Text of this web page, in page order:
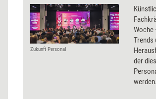
Zukunft Personal
Woche
Trends
der